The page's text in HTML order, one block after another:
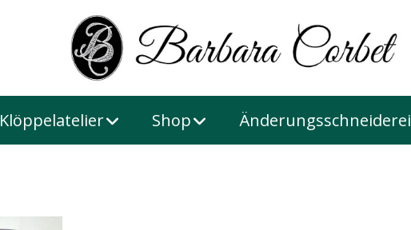
Klöppelatelier Shop Änderungsschneiderei